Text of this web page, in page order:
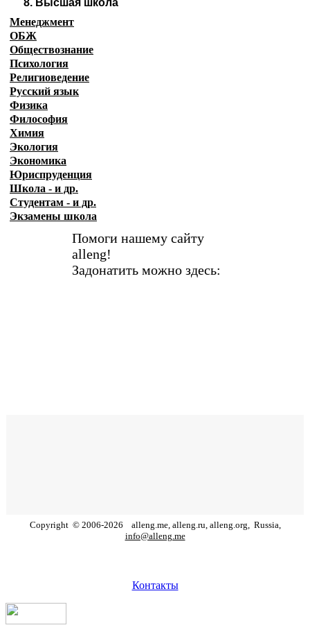
8. Высшая школа
Менеджмент
ОБЖ
Обществознание
Психология
Религиоведение
Русский язык
Физика
Философия
Химия
Экология
Экономика
Юриспруденция
Школа - и др.
Студентам - и др.
Экзамены школа
Помоги нашему сайту
alleng!
Задонатить можно здесь:
Copyright © 2006-2026 alleng.me, alleng.ru, alleng.org, Russia,
info@alleng.me
Контакты